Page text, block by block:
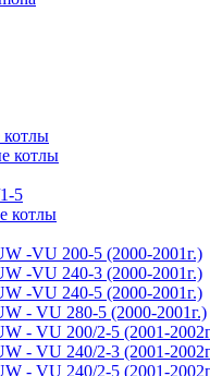
котлы
5
котлы
-VU 200-5 (2000-2001г.)
-VU 240-3 (2000-2001г.)
-VU 240-5 (2000-2001г.)
- VU 280-5 (2000-2001г.)
- VU 200/2-5 (2001-
- VU 240/2-3 (2001-
- VU 240/2-5 (2001-